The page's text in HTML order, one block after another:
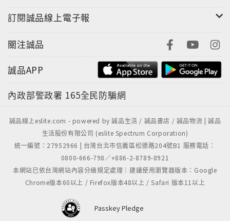
訂閱誠品線上電子報
關注誠品
誠品APP
內政部警政署 165全民防騙網
誠品線上eslite.com - powered by 誠品生活 / 誠品書店 / 誠品物流 | 誠品
生活股份有限公司 (eslite Spectrum Corporation)
統一編號：27952966 | 台灣台北市信義區松德路204號B1 服務電話：
0800-666-798／+886-2-8789-8921
本網站已依台灣網站內容分級規定處理｜建議使用瀏覽器版本：Google
Chrome版本60以上 / Firefox版本48以上 / Safari 版本11以上
Passkey Pledge